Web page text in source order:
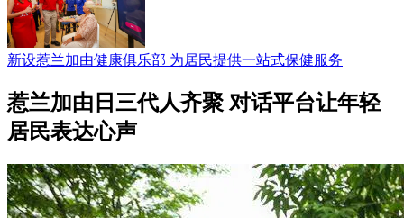
新设惹兰加由健康俱乐部 为居民提供一站式保健服务
惹兰加由日三代人齐聚 对话平台让年轻
居民表达心声